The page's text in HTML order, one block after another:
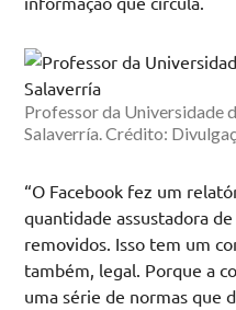
Professor da Universidade
Salaverría. Crédito:
“O Facebook fez um
quantidade assustadora
removidos. Isso tem um
também, legal. Porque a
uma série de normas que